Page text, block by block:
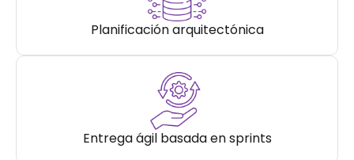
Planificación arquitectónica
Entrega ágil basada en sprints